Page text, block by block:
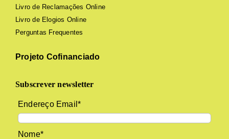
Livro de Reclamações Online
Livro de Elogios Online
Perguntas Frequentes
Projeto Cofinanciado
Subscrever newsletter
Endereço Email*
Nome*